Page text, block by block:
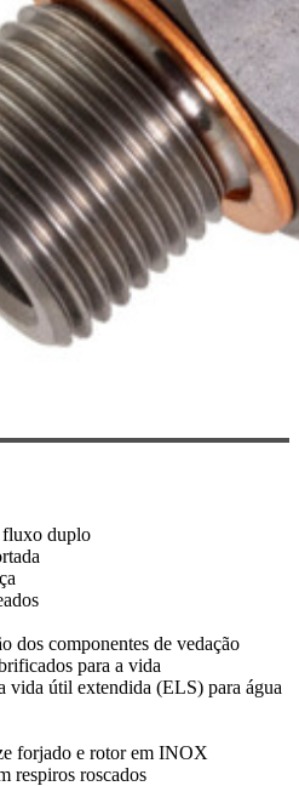
duplo
dos componentes de vedação
para a vida
vida útil extendida (ELS) para água
forjado e rotor em INOX
respiros roscados